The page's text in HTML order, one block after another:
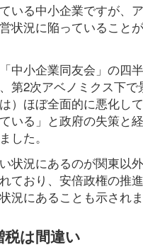
いる中小企業ですが、
状況に陥っていること
中小企業同友会」の四
第2次アベノミクス下で
）ほぼ全面的に悪化し
いる」と政府の失策と
した。
状況にあるのが関東以
ており、安倍政権の推
況にあることも示されま
は間違い